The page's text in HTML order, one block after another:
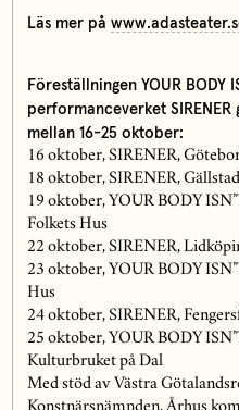
Läs mer på
Föreställningen YOUR BODY
performanceverket
mellan 16-25 oktober:
16 oktober, SIRENER,
18 oktober, SIRENER,
19 oktober, YOUR BODY
Folkets Hus
22 oktober, SIRENER,
23 oktober, YOUR BODY
Hus
24 oktober, SIRENER,
25 oktober, YOUR BODY
Kulturbruket på Dal
Med stöd av Västra